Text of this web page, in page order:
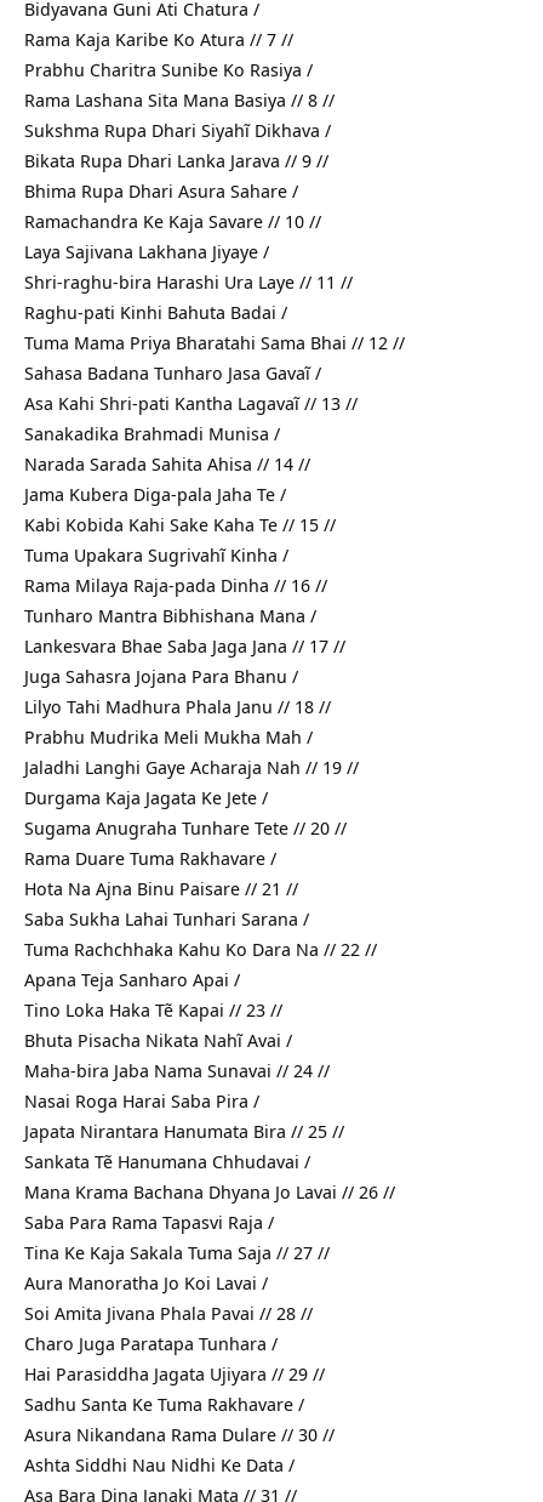
Bidyavana Guni Ati Chatura /
Rama Kaja Karibe Ko Atura // 7 //
Prabhu Charitra Sunibe Ko Rasiya /
Rama Lashana Sita Mana Basiya // 8 //
Sukshma Rupa Dhari Siyahĩ Dikhava /
Bikata Rupa Dhari Lanka Jarava // 9 //
Bhima Rupa Dhari Asura Sahare /
Ramachandra Ke Kaja Savare // 10 //
Laya Sajivana Lakhana Jiyaye /
Shri-raghu-bira Harashi Ura Laye // 11 //
Raghu-pati Kinhi Bahuta Badai /
Tuma Mama Priya Bharatahi Sama Bhai // 12 //
Sahasa Badana Tunharo Jasa Gavaĩ /
Asa Kahi Shri-pati Kantha Lagavaĩ // 13 //
Sanakadika Brahmadi Munisa /
Narada Sarada Sahita Ahisa // 14 //
Jama Kubera Diga-pala Jaha Te /
Kabi Kobida Kahi Sake Kaha Te // 15 //
Tuma Upakara Sugrivahĩ Kinha /
Rama Milaya Raja-pada Dinha // 16 //
Tunharo Mantra Bibhishana Mana /
Lankesvara Bhae Saba Jaga Jana // 17 //
Juga Sahasra Jojana Para Bhanu /
Lilyo Tahi Madhura Phala Janu // 18 //
Prabhu Mudrika Meli Mukha Mah /
Jaladhi Langhi Gaye Acharaja Nah // 19 //
Durgama Kaja Jagata Ke Jete /
Sugama Anugraha Tunhare Tete // 20 //
Rama Duare Tuma Rakhavare /
Hota Na Ajna Binu Paisare // 21 //
Saba Sukha Lahai Tunhari Sarana /
Tuma Rachchhaka Kahu Ko Dara Na // 22 //
Apana Teja Sanharo Apai /
Tino Loka Haka Tẽ Kapai // 23 //
Bhuta Pisacha Nikata Nahĩ Avai /
Maha-bira Jaba Nama Sunavai // 24 //
Nasai Roga Harai Saba Pira /
Japata Nirantara Hanumata Bira // 25 //
Sankata Tẽ Hanumana Chhudavai /
Mana Krama Bachana Dhyana Jo Lavai // 26 //
Saba Para Rama Tapasvi Raja /
Tina Ke Kaja Sakala Tuma Saja // 27 //
Aura Manoratha Jo Koi Lavai /
Soi Amita Jivana Phala Pavai // 28 //
Charo Juga Paratapa Tunhara /
Hai Parasiddha Jagata Ujiyara // 29 //
Sadhu Santa Ke Tuma Rakhavare /
Asura Nikandana Rama Dulare // 30 //
Ashta Siddhi Nau Nidhi Ke Data /
Asa Bara Dina Janaki Mata // 31 //